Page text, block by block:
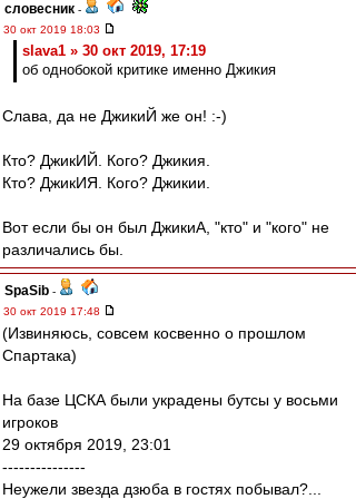
словесник -
30 окт 2019 18:03
slava1 » 30 окт 2019, 17:19
об однобокой критике именно Джикия
Слава, да не ДжикиЙ же он! :-)
Кто? ДжикИЙ. Кого? Джикия.
Кто? ДжикИЯ. Кого? Джикии.
Вот если бы он был ДжикиА, "кто" и "кого" не
различались бы.
SpaSib -
30 окт 2019 17:48
(Извиняюсь, совсем косвенно о прошлом
Спартака)
На базе ЦСКА были украдены бутсы у восьми
игроков
29 октября 2019, 23:01
---------------
Неужели звезда дзюба в гостях побывал?...